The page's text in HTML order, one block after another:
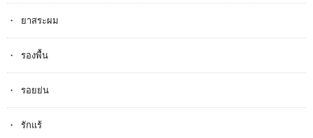
ยาสระผม
รองพื้น
รอยย่น
รักแร้